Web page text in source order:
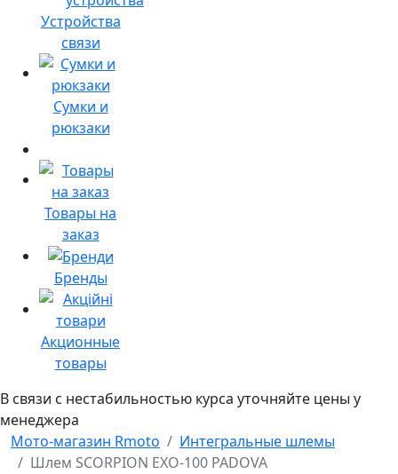
Устройства
связи
Сумки и
рюкзаки
Товары на
заказ
Бренды
Акционные
товары
В связи с нестабильностью курса уточняйте цены у
менеджера
Мото-магазин Rmoto
Интегральные шлемы
Шлем SCORPION EXO-100 PADOVA